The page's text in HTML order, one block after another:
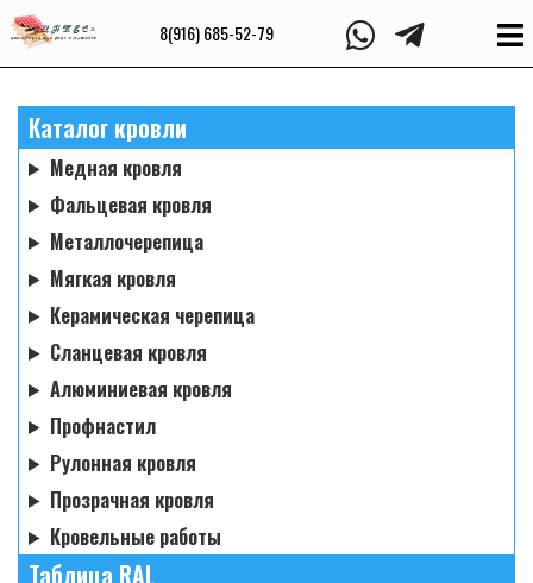
8(916) 685-52-79
Каталог кровли
Медная кровля
Фальцевая кровля
Металлочерепица
Мягкая кровля
Керамическая черепица
Сланцевая кровля
Алюминиевая кровля
Профнастил
Рулонная кровля
Прозрачная кровля
Кровельные работы
Таблица RAL